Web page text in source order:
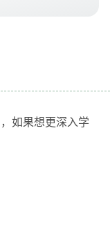
，如果想更深入学